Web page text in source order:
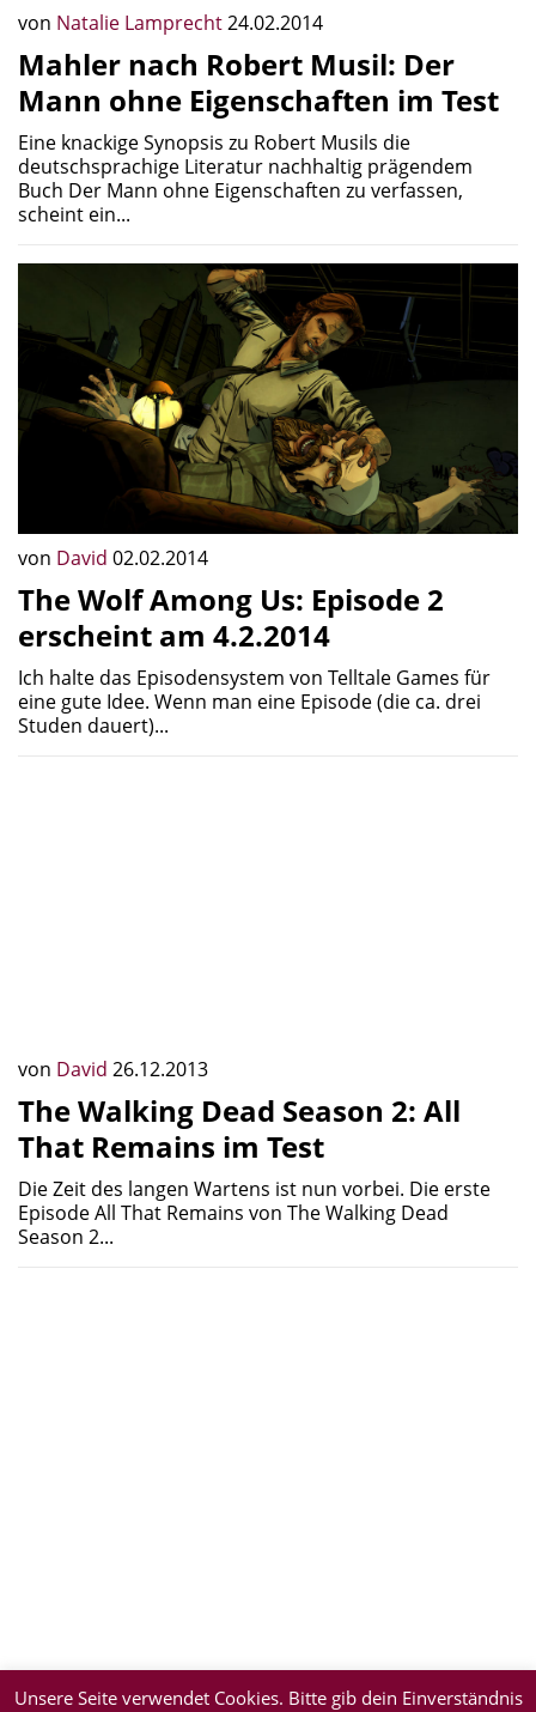
von Natalie Lamprecht24.02.2014
Mahler nach Robert Musil: Der
Mann ohne Eigenschaften im Test
Eine knackige Synopsis zu Robert Musils die
deutschsprachige Literatur nachhaltig prägendem
Buch Der Mann ohne Eigenschaften zu verfassen,
scheint ein...
von David 02.02.2014
The Wolf Among Us: Episode 2
erscheint am 4.2.2014
Ich halte das Episodensystem von Telltale Games für
eine gute Idee. Wenn man eine Episode (die ca. drei
Studen dauert)...
von David 26.12.2013
The Walking Dead Season 2: All
That Remains im Test
Die Zeit des langen Wartens ist nun vorbei. Die erste
Episode All That Remains von The Walking Dead
Season 2...
Unsere Seite verwendet Cookies. Bitte gib dein Einverständnis